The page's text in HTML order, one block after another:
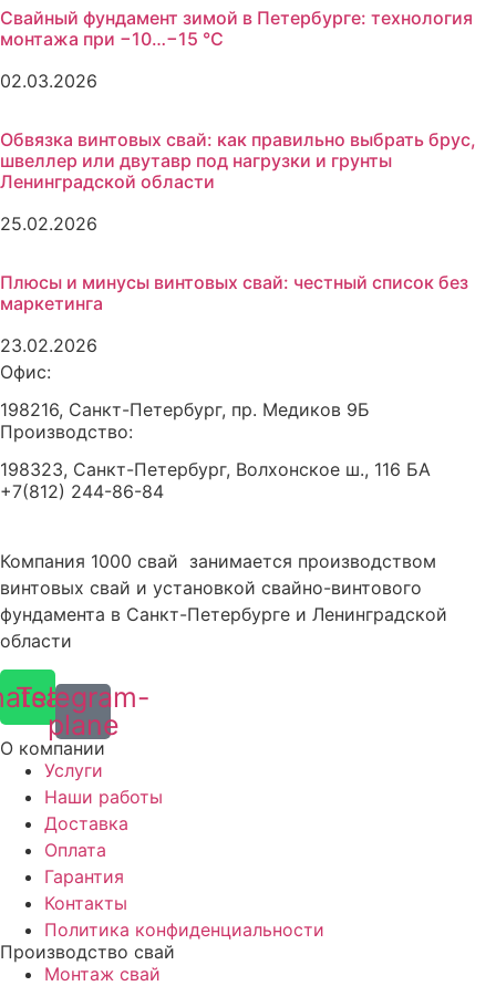
Свайный фундамент зимой в Петербурге: технология
монтажа при −10…−15 °C
02.03.2026
Обвязка винтовых свай: как правильно выбрать брус,
швеллер или двутавр под нагрузки и грунты
Ленинградской области
25.02.2026
Плюсы и минусы винтовых свай: честный список без
маркетинга
23.02.2026
Офис:
198216, Санкт-Петербург, пр. Медиков 9Б
Производство:
198323, Санкт-Петербург, Волхонское ш., 116 БА
+7(812) 244-86-84
Компания 1000 свай занимается производством
винтовых свай и установкой свайно-винтового
фундамента в Санкт-Петербурге и Ленинградской
области
Telegram-
plane
О компании
Услуги
Наши работы
Доставка
Оплата
Гарантия
Контакты
Политика конфиденциальности
Производство свай
Монтаж свай